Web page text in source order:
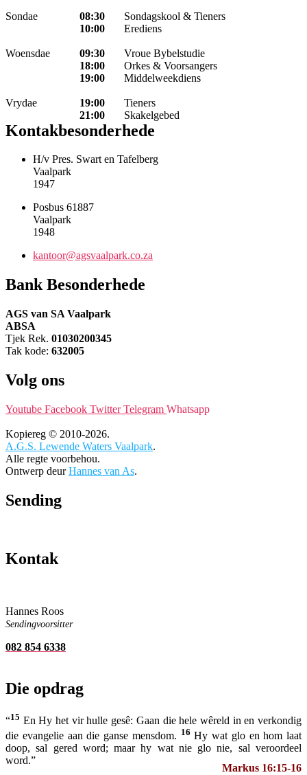
Sondae
Woensdae
Vrydae
08:30
10:00
09:30
18:00
19:00
19:00
21:00
Sondagskool & Tieners
Erediens
Vroue Bybelstudie
Orkes & Voorsangers
Middelweekdiens
Tieners
Skakelgebed
Kontakbesonderhede
H/v Pres. Swart en Tafelberg
Vaalpark
1947
Posbus 61887
Vaalpark
1948
kantoor@agsvaalpark.co.za
Bank Besonderhede
AGS van SA Vaalpark
ABSA
Tjek Rek. 01030200345
Tak kode: 632005
Volg ons
Youtube Facebook Twitter Telegram Whatsapp
Kopiereg © 2010-2026.
A.G.S. Lewende Waters Vaalpark.
Alle regte voorbehou.
Ontwerp deurHannes van As.
Sending
Kontak
Hannes Roos
Sendingvoorsitter
082 854 6338
Die opdrag
“15 En Hy het vir hulle gesê: Gaan die hele wêreld in en verkondig
die evangelie aan die ganse mensdom. 16 Hy wat glo en hom laat
doop, sal gered word; maar hy wat nie glo nie, sal veroordeel
word.”
Markus 16:15-16